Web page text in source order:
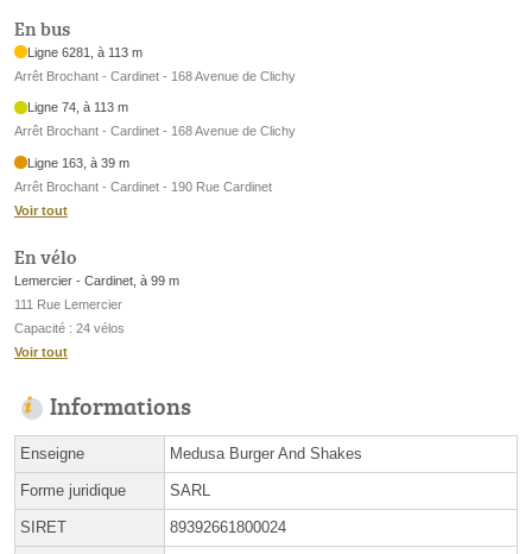
En bus
Ligne 6281, à 113 m
Arrêt Brochant - Cardinet - 168 Avenue de Clichy
Ligne 74, à 113 m
Arrêt Brochant - Cardinet - 168 Avenue de Clichy
Ligne 163, à 39 m
Arrêt Brochant - Cardinet - 190 Rue Cardinet
Voir tout
En vélo
Lemercier - Cardinet, à 99 m
111 Rue Lemercier
Capacité : 24 vélos
Voir tout
Informations
Enseigne Medusa Burger And Shakes
Forme juridique SARL
SIRET 89392661800024